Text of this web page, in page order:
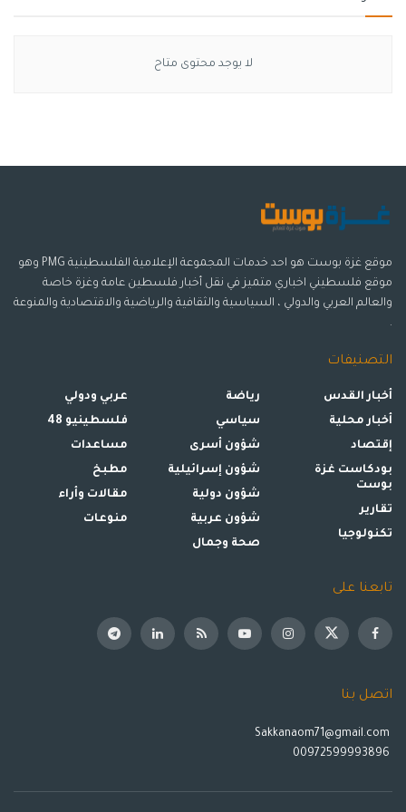
الفن المصري
لا يوجد محتوى متاح
موقع غزة بوست هو احد خدمات المجموعة الإعلامية الفلسطينية PMG وهو
موقع فلسطيني اخباري متميز في نقل أخبار فلسطين عامة وغزة خاصة
والعالم العربي والدولي ، السياسية والثقافية والرياضية والاقتصادية والمنوعة
.
التصنيفات
أخبار القدس
أخبار محلية
إقتصاد
بودكاست غزة
بوست
تقارير
تكنولوجيا
رياضة
سياسي
شؤون أسرى
شؤون إسرائيلية
شؤون دولية
شؤون عربية
صحة وجمال
عربي ودولي
فلسطينيو 48
مساعدات
مطبخ
مقالات وأراء
منوعات
تابعنا على
اتصل بنا
Sakkanaom71@gmail.com